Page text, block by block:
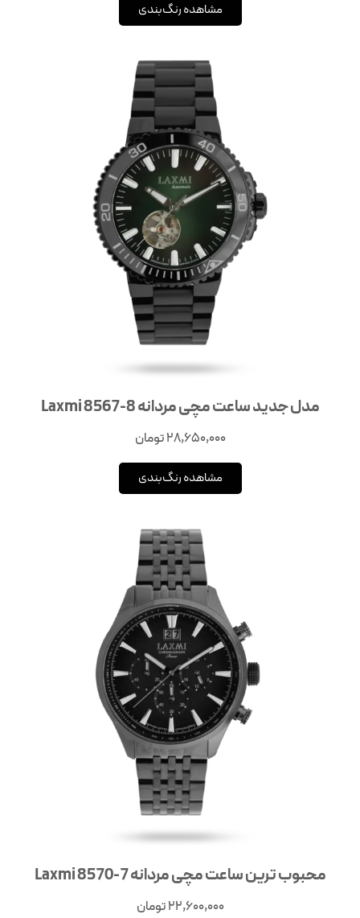
مشاهده رنگ‌بندی
مدل جدید ساعت مچی مردانه 8-8567 Laxmi
28,650,000تومان
مشاهده رنگ‌بندی
محبوب ترین ساعت مچی مردانه 7-8570 Laxmi
22,600,000تومان